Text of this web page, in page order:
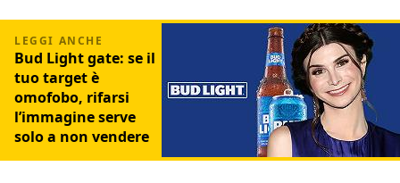
Bud Light gate: se il
tuo target è
omofobo, rifarsi
l’immagine serve
solo a non vendere